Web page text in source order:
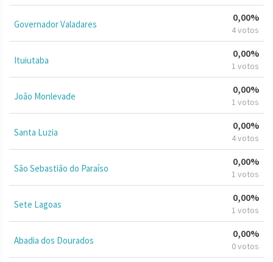
Governador Valadares
0,00%
4 votos
Ituiutaba
0,00%
1 votos
João Monlevade
0,00%
1 votos
Santa Luzia
0,00%
4 votos
São Sebastião do Paraíso
0,00%
1 votos
Sete Lagoas
0,00%
1 votos
Abadia dos Dourados
0,00%
0 votos